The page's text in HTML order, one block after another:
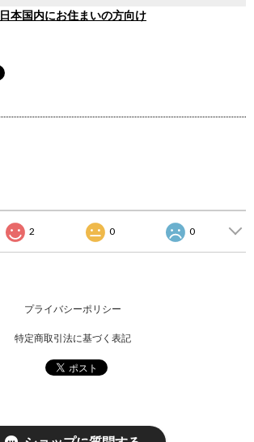
日本国内にお住まいの方向け
2 0 0
プライバシーポリシー
特定商取引法に基づく表記